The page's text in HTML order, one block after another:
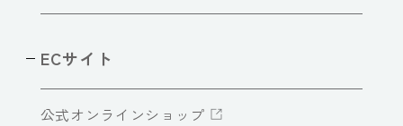
ECサイト
公式オンラインショップ